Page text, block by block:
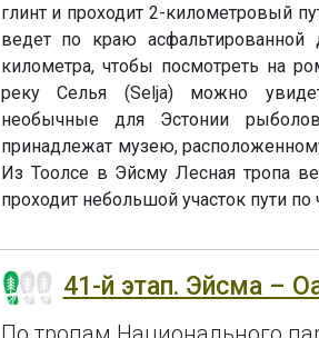
глинт и проходит 2-километровый
ведет по краю асфальтированной
километра, чтобы посмотреть на
реку Селья (Selja) можно
необычные для Эстонии
принадлежат музею,
Из Тоолсе в Эйсму Лесная тропа
проходит небольшой участок пути
41-й этап. Эйсма –